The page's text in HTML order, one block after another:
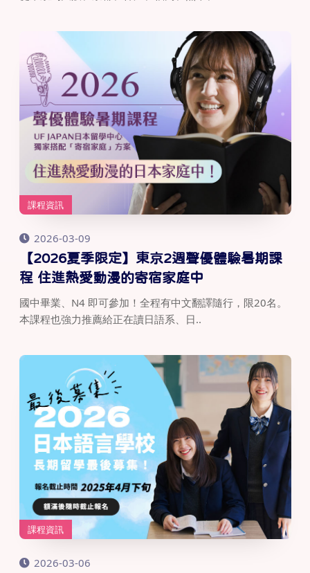
課程資訊
2026-03-09
【2026夏季限定】東京2週聲優體驗暑期課
程 住進熱愛動漫的寄宿家庭中
國中畢業、N4 即可參加！全程有中文翻譯隨行，限20名。
本課程也強力推薦給正在讀日語系、日..
課程資訊
2026-03-06